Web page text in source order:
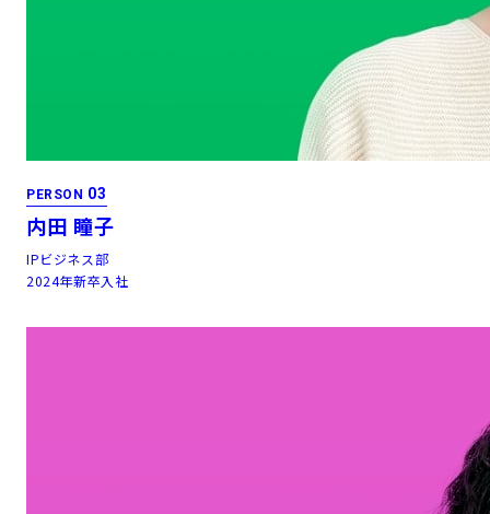
PERSON 03
内田 瞳子
IPビジネス部
2024年新卒入社